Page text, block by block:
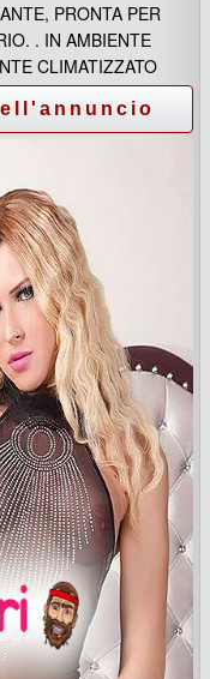
PRONTA PER
. IN AMBIENTE
CLIMATIZZATO